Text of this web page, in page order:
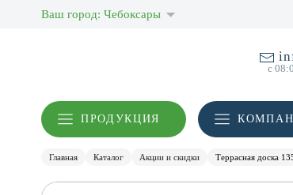
Ваш город: Чебоксары
с
ПРОДУКЦИЯ
Главная Каталог Акции и скидки Террасная доска